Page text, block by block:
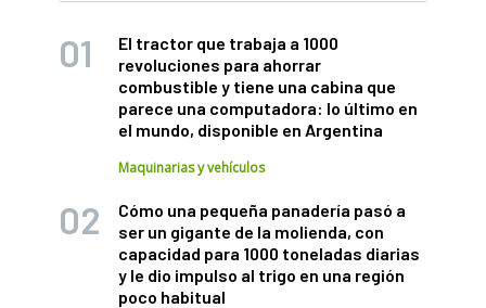
El tractor que trabaja a 1000
revoluciones para ahorrar
combustible y tiene una cabina que
parece una computadora: lo último en
el mundo, disponible en Argentina
Maquinarias y vehículos
Cómo una pequeña panadería pasó a
ser un gigante de la molienda, con
capacidad para 1000 toneladas diarias
y le dio impulso al trigo en una región
poco habitual